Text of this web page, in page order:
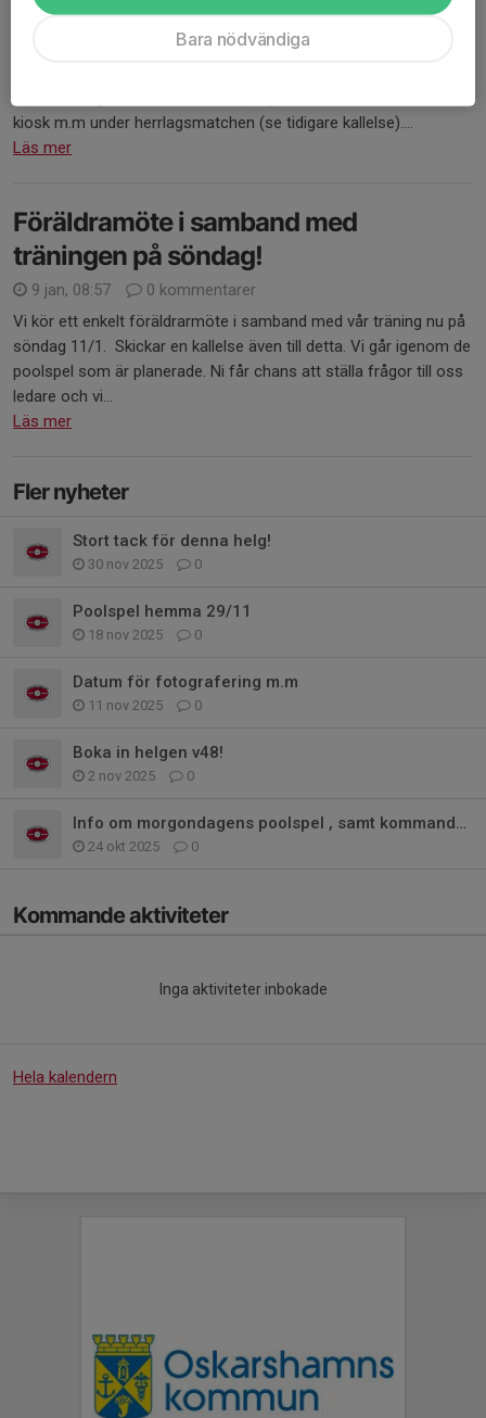
Nästa söndag åker halva gänget på poolspel, därmed ingen
kiosk m.m under herrlagsmatchen (se tidigare kallelse)....
Läs mer
Föräldramöte i samband med
träningen på söndag!
9 jan, 08:57
0 kommentarer
Vi kör ett enkelt föräldrarmöte i samband med vår träning nu på
söndag 11/1. Skickar en kallelse även till detta. Vi går igenom de
poolspel som är planerade. Ni får chans att ställa frågor till oss
ledare och vi...
Läs mer
Fler nyheter
Stort tack för denna helg!
30 nov 2025 0
Poolspel hemma 29/11
18 nov 2025 0
Datum för fotografering m.m
11 nov 2025 0
Boka in helgen v48!
2 nov 2025 0
Info om morgondagens poolspel , samt kommande träningar!
24 okt 2025 0
Kommande aktiviteter
Inga aktiviteter inbokade
Hela kalendern
Bara nödvändiga